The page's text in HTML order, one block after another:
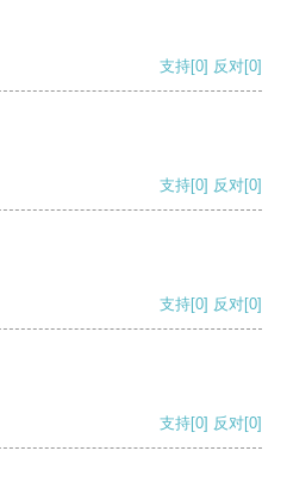
支持[0] 反对[0]
支持[0] 反对[0]
支持[0] 反对[0]
支持[0] 反对[0]